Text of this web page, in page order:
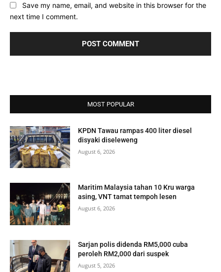
Save my name, email, and website in this browser for the
next time I comment.
MOST POPULAR
KPDN Tawau rampas 400 liter diesel
disyaki diseleweng
August 6, 2026
Maritim Malaysia tahan 10 Kru warga
asing, VNT tamat tempoh lesen
August 6, 2026
Sarjan polis didenda RM5,000 cuba
peroleh RM2,000 dari suspek
August 5, 2026